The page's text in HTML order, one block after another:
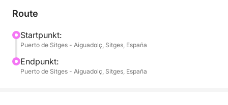
Paddleboards (SUPs) zur Erkundung der Küste in
um die faszinierende Unterwasserwelt zu entdecken.
Ein Nachmittag oder Morgen, den Sie am liebsten
nie enden lassen möchten.
Route
Startpunkt:
Puerto de Sitges - Aiguadolç, Sitges, España
Endpunkt:
Puerto de Sitges - Aiguadolç, Sitges, España